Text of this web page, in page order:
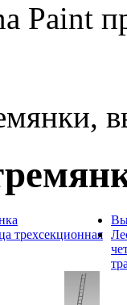
Paint
трехсекционная